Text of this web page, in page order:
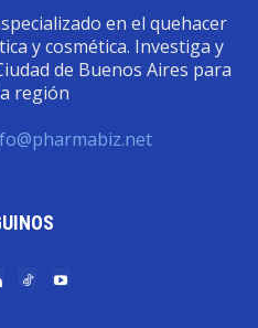
en el quehacer
y cosmética. Investiga y
de Buenos Aires para
región